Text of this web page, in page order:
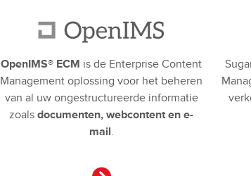
OpenIMS® ECM is de Enterprise Content
Management oplossing voor het beheren
van al uw ongestructureerde informatie
zoalsdocumenten, webcontent en e-
mail